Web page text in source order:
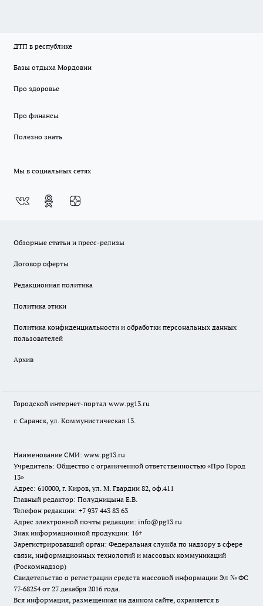
ДТП в республике
Базы отдыха Мордовии
Про здоровье
Про финансы
Полезно знать
Мы в социальных сетях
Обзорные статьи и пресс-релизы
Договор оферты
Редакционная политика
Политика этики
Политика конфиденциальности и обработки персональных данных
пользователей
Архив
Городской интернет-портал www.pg13.ru
г. Саранск, ул. Коммунистическая 13.
Наименование СМИ: www.pg13.ru
Учредитель: Общество с ограниченной ответственностью «Про Город
13»
Адрес: 610000, г. Киров, ул. М. Гвардии 82, оф.411
Главный редактор: Полудницына Е.В.
Телефон редакции: +7 937 443 83 63
Адрес электронной почты редакции: info@pg13.ru
Знак информационной продукции: 16+
Зарегистрировавший орган: Федеральная служба по надзору в сфере
связи, информационных технологий и массовых коммуникаций
(Роскомнадзор)
Свидетельство о регистрации средств массовой информации Эл № ФС
77-68254 от 27 декабря 2016 года.
Вся информация, размещенная на данном сайте, охраняется в